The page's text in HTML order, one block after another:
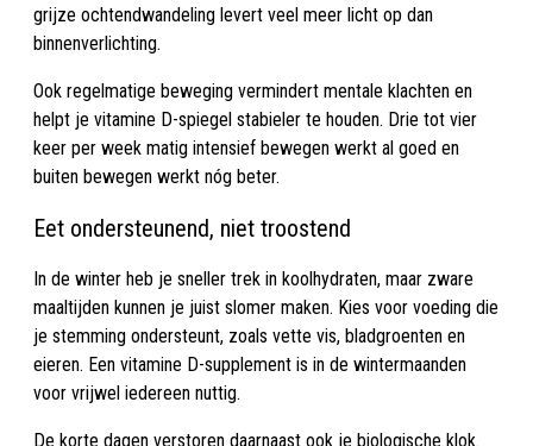
grijze ochtendwandeling levert veel meer licht op dan
binnenverlichting.
Ook regelmatige beweging vermindert mentale klachten en
helpt je vitamine D-spiegel stabieler te houden. Drie tot vier
keer per week matig intensief bewegen werkt al goed en
buiten bewegen werkt nóg beter.
Eet ondersteunend, niet troostend
In de winter heb je sneller trek in koolhydraten, maar zware
maaltijden kunnen je juist slomer maken. Kies voor voeding die
je stemming ondersteunt, zoals vette vis, bladgroenten en
eieren. Een vitamine D-supplement is in de wintermaanden
voor vrijwel iedereen nuttig.
De korte dagen verstoren daarnaast ook je biologische klok.